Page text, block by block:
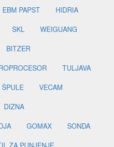
EBM PAPST
HIDRIA
SKL
WEIGUANG
BITZER
TULJAVA
VECAM
DIZNA
GOMAX
SONDA